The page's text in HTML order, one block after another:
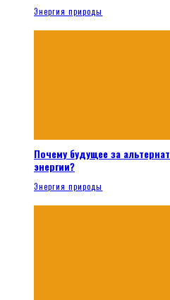
Энергия природы
Почему будущее за
энергии?
Энергия природы